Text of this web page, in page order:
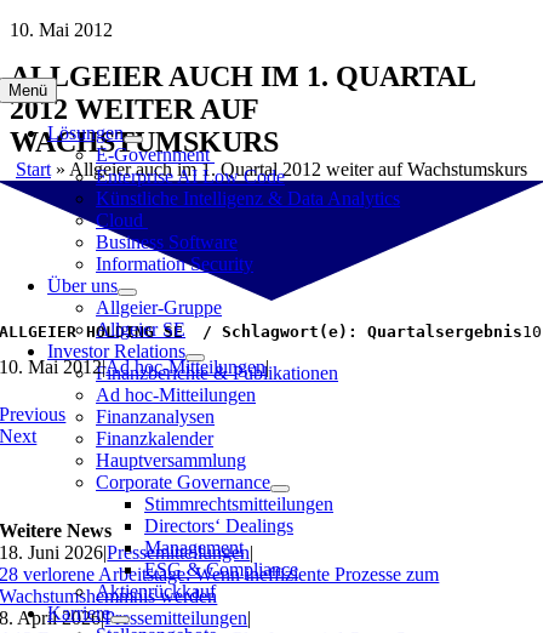
Zum
springen
Menü
Lösungen
E-Government
Enterprise AI Low Code
Künstliche Intelligenz & Data Analytics
Cloud
Business Software
Information Security
Über uns
Allgeier-Gruppe
Allgeier SE
Investor Relations
Finanzberichte & Publikationen
Ad hoc-Mitteilungen
Finanzanalysen
Finanzkalender
Hauptversammlung
Corporate Governance
Stimmrechtsmitteilungen
Directors‘ Dealings
Management
ESG & Compliance
Aktienrückkauf
Karriere
10. Mai 2012
ALLGEIER AUCH IM 1. QUARTAL
2012 WEITER AUF
WACHSTUMSKURS
Start » Allgeier auch im 1. Quartal 2012 weiter auf Wachstumskurs
ALLGEIER HOLDING SE  / Schlagwort(e): Quartalsergebnis
10. Mai 2012|Ad hoc-Mitteilungen|
Previous
Next
Weitere News
18. Juni 2026|Pressemitteilungen|
28 verlorene Arbeitstage: Wenn ineffiziente Prozesse zum
Wachstumshemmnis werden
8. April 2026|Pressemitteilungen|